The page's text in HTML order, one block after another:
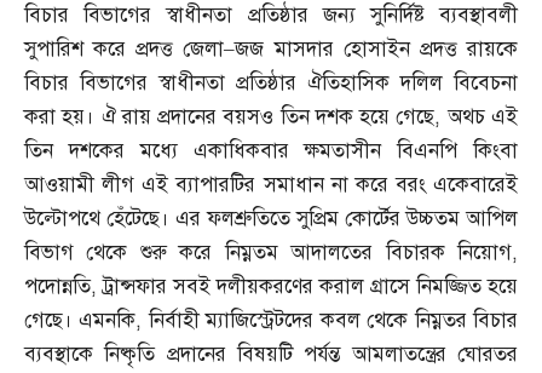
বিচার বিভাগের স্বাধীনতা প্রতিষ্ঠার জন্য সুনির্দিষ্ট ব্যবস্থাবলী
সুপারিশ করে প্রদত্ত জেলা–জজ মাসদার হোসাইন প্রদত্ত রায়কে
বিচার বিভাগের স্বাধীনতা প্রতিষ্ঠার ঐতিহাসিক দলিল বিবেচনা
করা হয়। ঐ রায় প্রদানের বয়সও তিন দশক হয়ে গেছে,অথচ এই
তিন দশকের মধ্যে একাধিকবার ক্ষমতাসীন বিএনপি কিংবা
আওয়ামী লীগ এই ব্যাপারটির সমাধান না করে বরং একেবারেই
উল্টোপথে হেঁটেছে। এর ফলশ্রুতিতে সুপ্রিম কোর্টের উচ্চতম আপিল
বিভাগ থেকে শুরু করে নিম্নতম আদালতের বিচারক নিয়োগ,
পদোন্নতি,ট্রান্সফার সবই দলীয়করণের করাল গ্রাসে নিমজ্জিত হয়ে
গেছে। এমনকি,নির্বাহী ম্যাজিস্ট্রেটদের কবল থেকে নিম্নতর বিচার
ব্যবস্থাকে নিষ্কৃতি প্রদানের বিষয়টি পর্যন্ত আমলাতন্ত্রের ঘোরতর